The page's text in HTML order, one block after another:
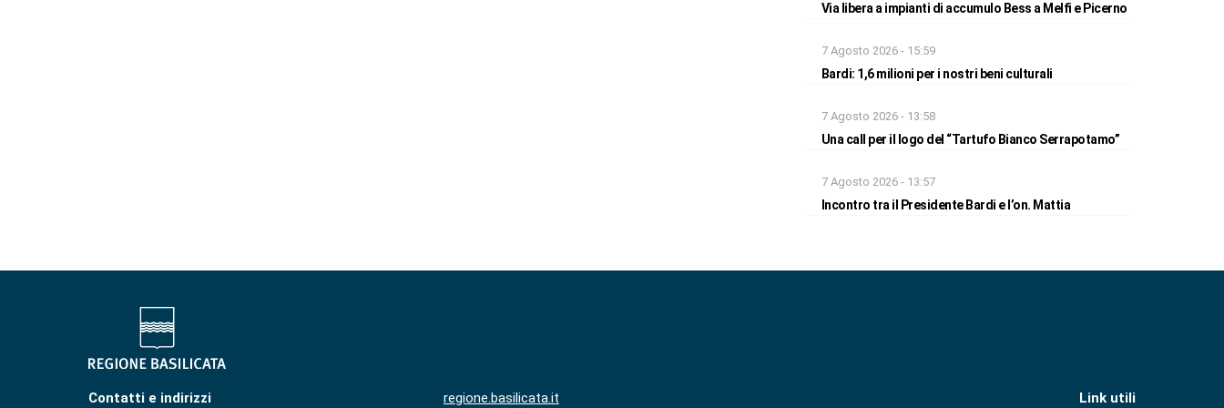
Via libera a impianti di accumulo Bess a Melfi e Picerno
7 Agosto 2026 - 15:59
Bardi: 1,6 milioni per i nostri beni culturali
7 Agosto 2026 - 13:58
Una call per il logo del “Tartufo Bianco Serrapotamo”
7 Agosto 2026 - 13:57
Incontro tra il Presidente Bardi e l’on. Mattia
Contatti e indirizzi regione.basilicata.it Link utili